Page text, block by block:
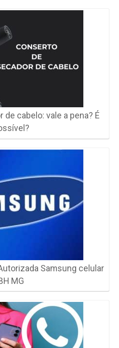
cabelo: vale a pena? É
Samsung celular
MG